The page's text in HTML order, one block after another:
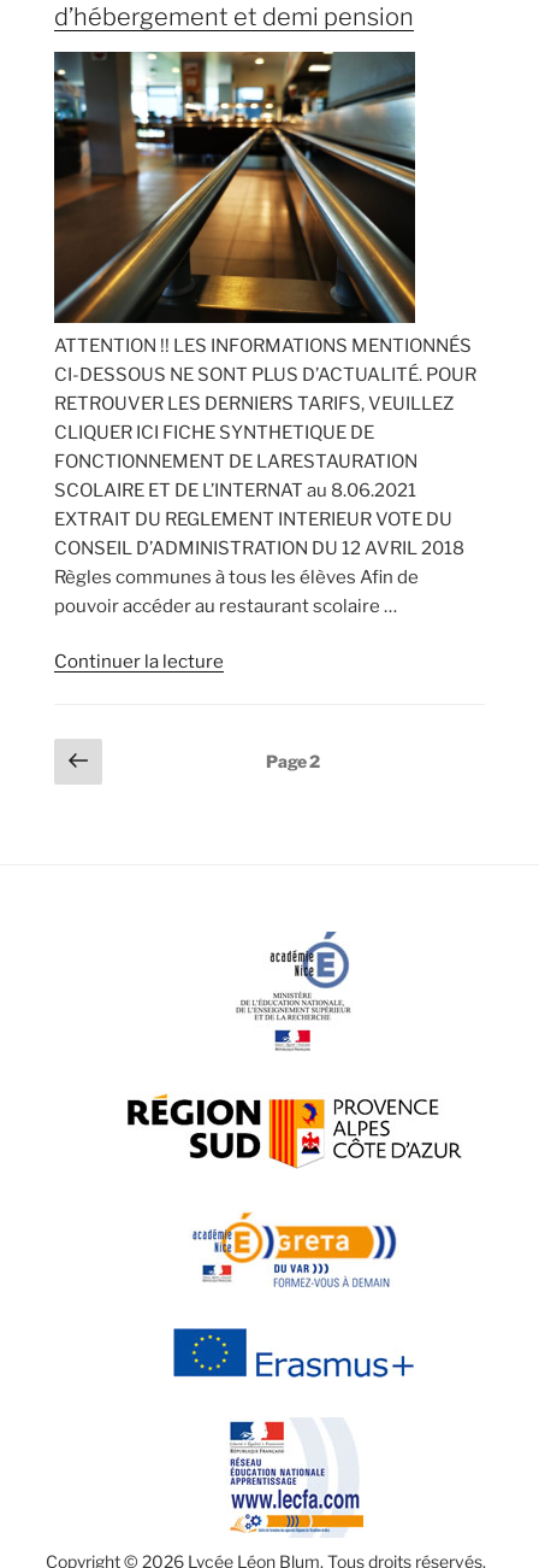
d’hébergement et demi pension
ATTENTION !! LES INFORMATIONS MENTIONNÉS
CI-DESSOUS NE SONT PLUS D’ACTUALITÉ. POUR
RETROUVER LES DERNIERS TARIFS, VEUILLEZ
CLIQUER ICI FICHE SYNTHETIQUE DE
FONCTIONNEMENT DE LARESTAURATION
SCOLAIRE ET DE L’INTERNAT au 8.06.2021
EXTRAIT DU REGLEMENT INTERIEUR VOTE DU
CONSEIL D’ADMINISTRATION DU 12 AVRIL 2018
Règles communes à tous les élèves Afin de
pouvoir accéder au restaurant scolaire …
Continuer la lecture
Pagination
des
Page
précédente
Page2
Copyright © 2026 Lycée Léon Blum. Tous droits réservés.